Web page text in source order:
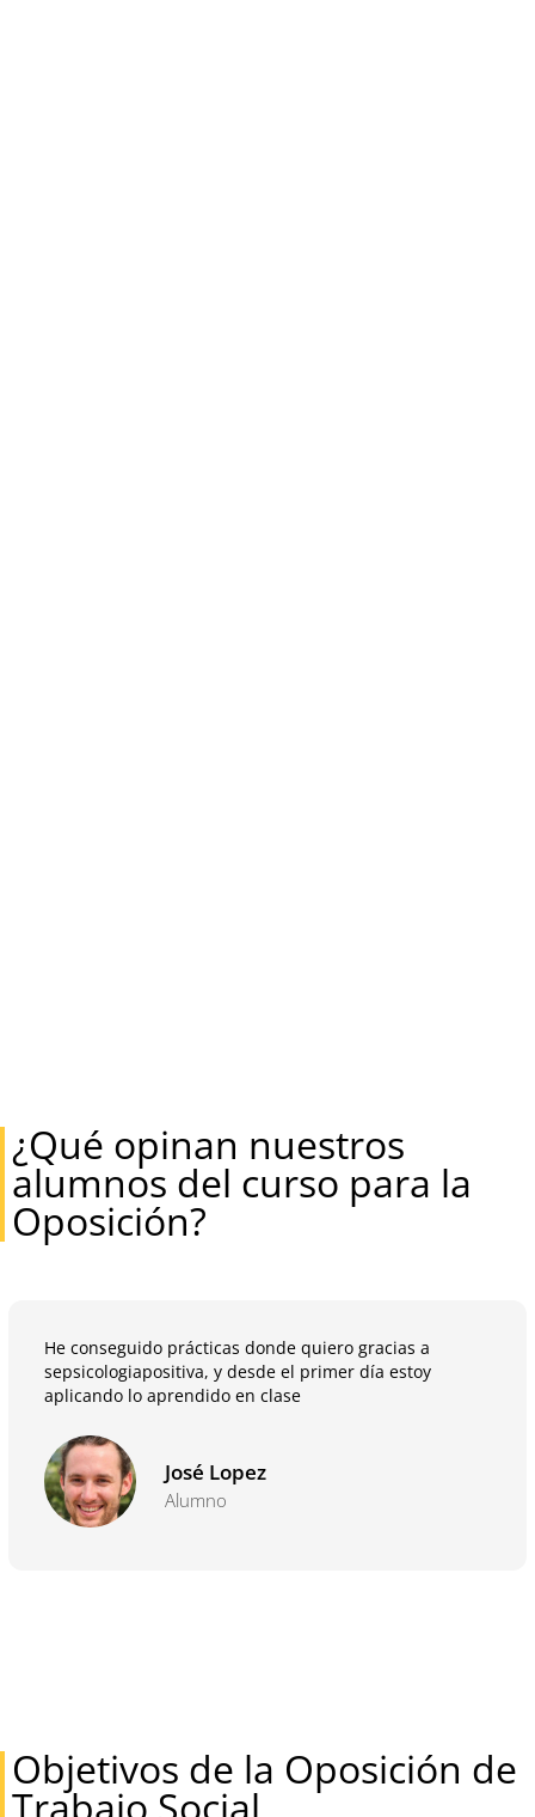
¿Qué opinan nuestros
alumnos del curso para la
Oposición?
He conseguido prácticas donde quiero gracias a
sepsicologiapositiva, y desde el primer día estoy
aplicando lo aprendido en clase
José Lopez
Alumno
Objetivos de la Oposición de